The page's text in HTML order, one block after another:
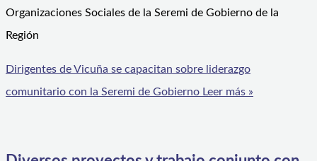
Organizaciones Sociales de la Seremi de Gobierno de la
Región
Dirigentes de Vicuña se capacitan sobre liderazgo
comunitario con la Seremi de Gobierno Leer más »